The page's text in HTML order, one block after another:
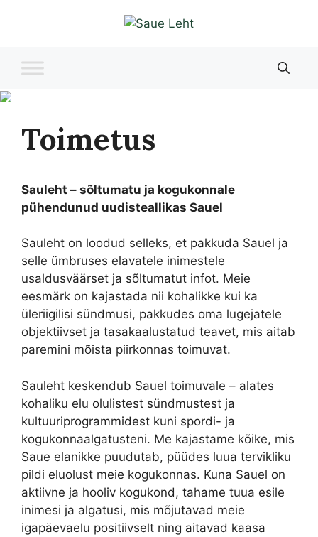
Toimetus
Sauleht – sõltumatu ja kogukonnale
pühendunud uudisteallikas Sauel
Sauleht on loodud selleks, et pakkuda Sauel ja
selle ümbruses elavatele inimestele
usaldusväärset ja sõltumatut infot. Meie
eesmärk on kajastada nii kohalikke kui ka
üleriigilisi sündmusi, pakkudes oma lugejatele
objektiivset ja tasakaalustatud teavet, mis aitab
paremini mõista piirkonnas toimuvat.
Sauleht keskendub Sauel toimuvale – alates
kohaliku elu olulistest sündmustest ja
kultuuriprogrammidest kuni spordi- ja
kogukonnaalgatusteni. Me kajastame kõike, mis
Saue elanikke puudutab, püüdes luua tervikliku
pildi eluolust meie kogukonnas. Kuna Sauel on
aktiivne ja hooliv kogukond, tahame tuua esile
inimesi ja algatusi, mis mõjutavad meie
igapäevaelu positiivselt ning aitavad kaasa